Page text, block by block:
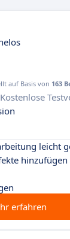
auf Basis von 163
Kostenlose
leicht
hinzufügen
erfahren